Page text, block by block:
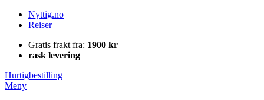
Nyttig.no
Reiser
Gratis frakt fra: 1900 kr
rask levering
Hurtigbestilling
Meny